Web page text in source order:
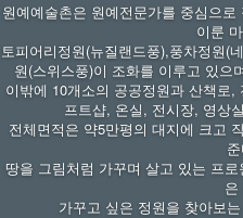
원예예술촌은 원예전문가를 중심으
이룬
토피어리정원(뉴질랜드풍),풍차정원(
원(스위스풍)이 조화를 이루고 있으
이밖에 10개소의 공공정원과 산책로
프트샵, 온실, 전시장, 영상
전체면적은 약5만평의 대지에 크고
땅을 그림처럼 가꾸며 살고 있는 프
은
가꾸고 싶은 정원을 찾아보